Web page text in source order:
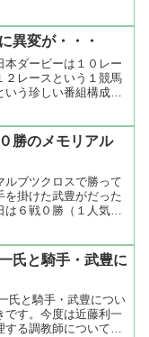
がらないようだ。１
の固め...
異変が・・・
本ダービーは１０レー
２レースという１競馬
う珍しい番組構成。
をみると武豊は騎乗
で今回が...
勝のメモリアル
ルブツクロスで勝って
を掛けた武豊がだった
６戦０勝（１人気３
人ではないだろうしそ
たが、日...
氏と騎手・武豊に
氏と騎手・武豊につい
す。今度は近藤利一
する調教師について調